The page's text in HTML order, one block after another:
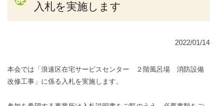
入札を実施します
2022/01/14
本会では「浪速区在宅サービスセンター ２階風呂場 消防設備
改修工事」に係る入札を実施します。